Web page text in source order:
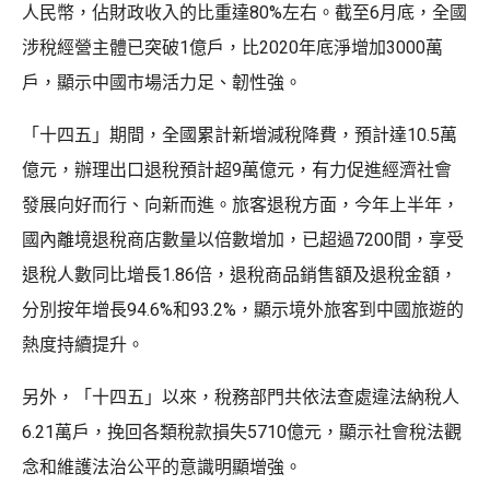
人民幣，佔財政收入的比重達80%左右。截至6月底，全國
涉稅經營主體已突破1億戶，比2020年底淨增加3000萬
戶，顯示中國市場活力足、韌性強。
「十四五」期間，全國累計新增減稅降費，預計達10.5萬
億元，辦理出口退稅預計超9萬億元，有力促進經濟社會
發展向好而行、向新而進。旅客退稅方面，今年上半年，
國內離境退稅商店數量以倍數增加，已超過7200間，享受
退稅人數同比增長1.86倍，退稅商品銷售額及退稅金額，
分別按年增長94.6%和93.2%，顯示境外旅客到中國旅遊的
熱度持續提升。
另外，「十四五」以來，稅務部門共依法查處違法納稅人
6.21萬戶，挽回各類稅款損失5710億元，顯示社會稅法觀
念和維護法治公平的意識明顯增強。